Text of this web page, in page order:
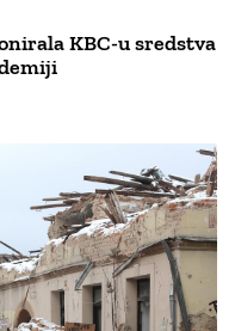
KBC-u sredstva